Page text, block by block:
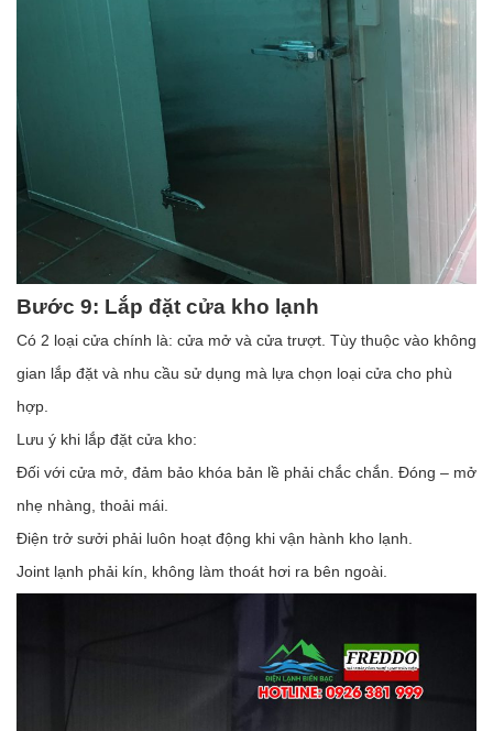
Bước 9: Lắp đặt cửa kho lạnh
Có 2 loại cửa chính là: cửa mở và cửa trượt. Tùy thuộc vào không
gian lắp đặt và nhu cầu sử dụng mà lựa chọn loại cửa cho phù
hợp.
Lưu ý khi lắp đặt cửa kho:
Đối với cửa mở, đảm bảo khóa bản lề phải chắc chắn. Đóng – mở
nhẹ nhàng, thoải mái.
Điện trở sưởi phải luôn hoạt động khi vận hành kho lạnh.
Joint lạnh phải kín, không làm thoát hơi ra bên ngoài.